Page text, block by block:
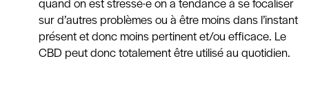
sur d’autres problèmes ou à être moins dans l’instant
présent et donc moins pertinent et/ou efficace. Le
CBD peut donc totalement être utilisé au quotidien.